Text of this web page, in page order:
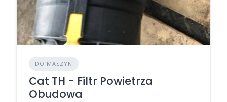
DO MASZYN
Cat TH - Filtr Powietrza
Obudowa